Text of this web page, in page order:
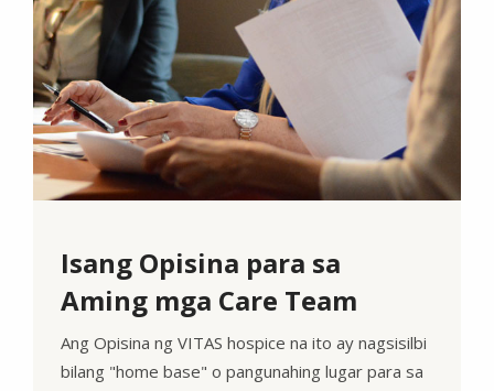
Isang Opisina para sa
Aming mga Care Team
Ang Opisina ng VITAS hospice na ito ay nagsisilbi
bilang "home base" o pangunahing lugar para sa